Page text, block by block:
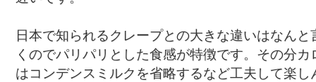
日本で知られるクレープとの大きな違いはなん
くのでパリパリとした食感が特徴です。その分
はコンデンスミルクを省略するなど工夫して楽し